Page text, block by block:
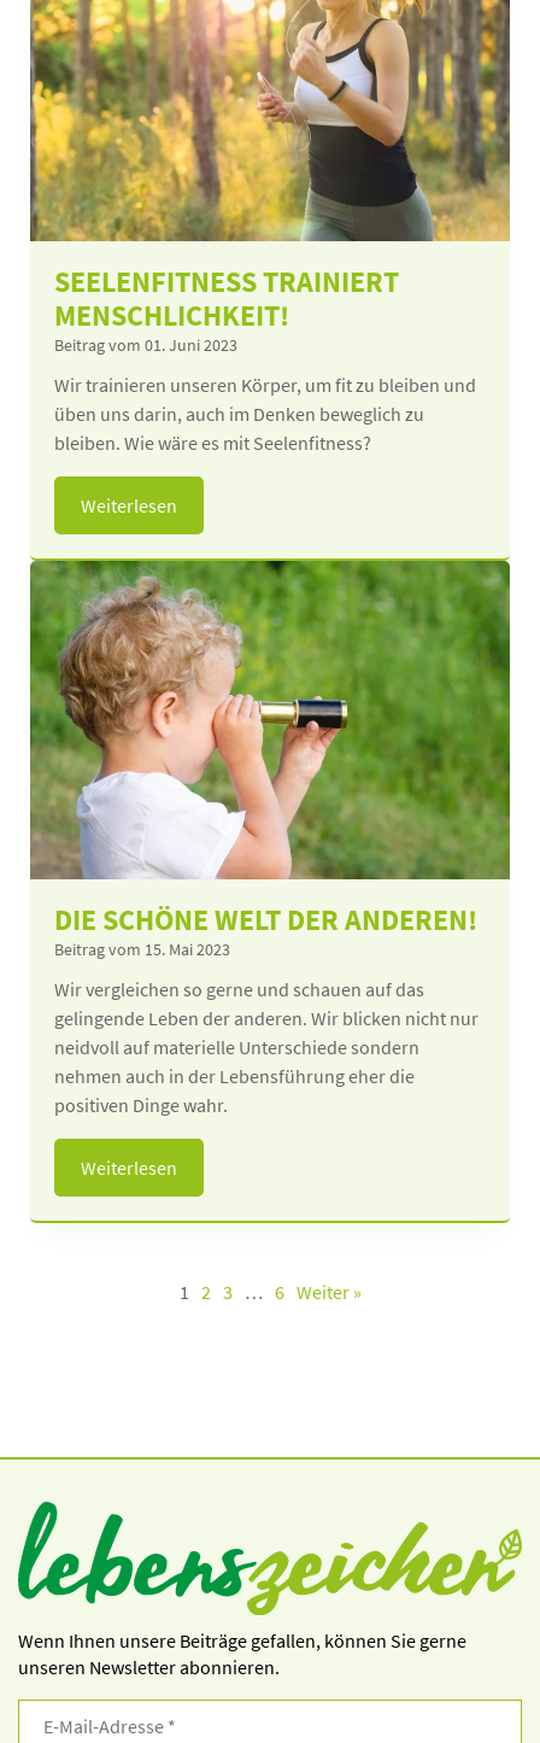
SEELENFITNESS TRAINIERT
MENSCHLICHKEIT!
Beitrag vom 01. Juni 2023
Wir trainieren unseren Körper, um fit zu bleiben und
üben uns darin, auch im Denken beweglich zu
bleiben. Wie wäre es mit Seelenfitness?
Weiterlesen
DIE SCHÖNE WELT DER ANDEREN!
Beitrag vom 15. Mai 2023
Wir vergleichen so gerne und schauen auf das
gelingende Leben der anderen. Wir blicken nicht nur
neidvoll auf materielle Unterschiede sondern
nehmen auch in der Lebensführung eher die
positiven Dinge wahr.
Weiterlesen
1 2 3 … 6 Weiter »
Wenn Ihnen unsere Beiträge gefallen, können Sie gerne
unseren Newsletter abonnieren.